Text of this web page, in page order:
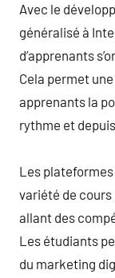
Avec le
généralisé à
d’apprenants
Cela permet
apprenants la
rythme et
Les
variété de
allant des
Les étudiants
du marketing